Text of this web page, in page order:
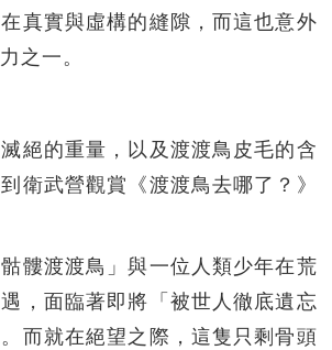
真實與虛構的縫隙，而這也意外
之一。
絕的重量，以及渡渡鳥皮毛的含
衛武營觀賞《渡渡鳥去哪了？》
髏渡渡鳥」與一位人類少年在荒
，面臨著即將「被世人徹底遺忘
而就在絕望之際，這隻只剩骨頭